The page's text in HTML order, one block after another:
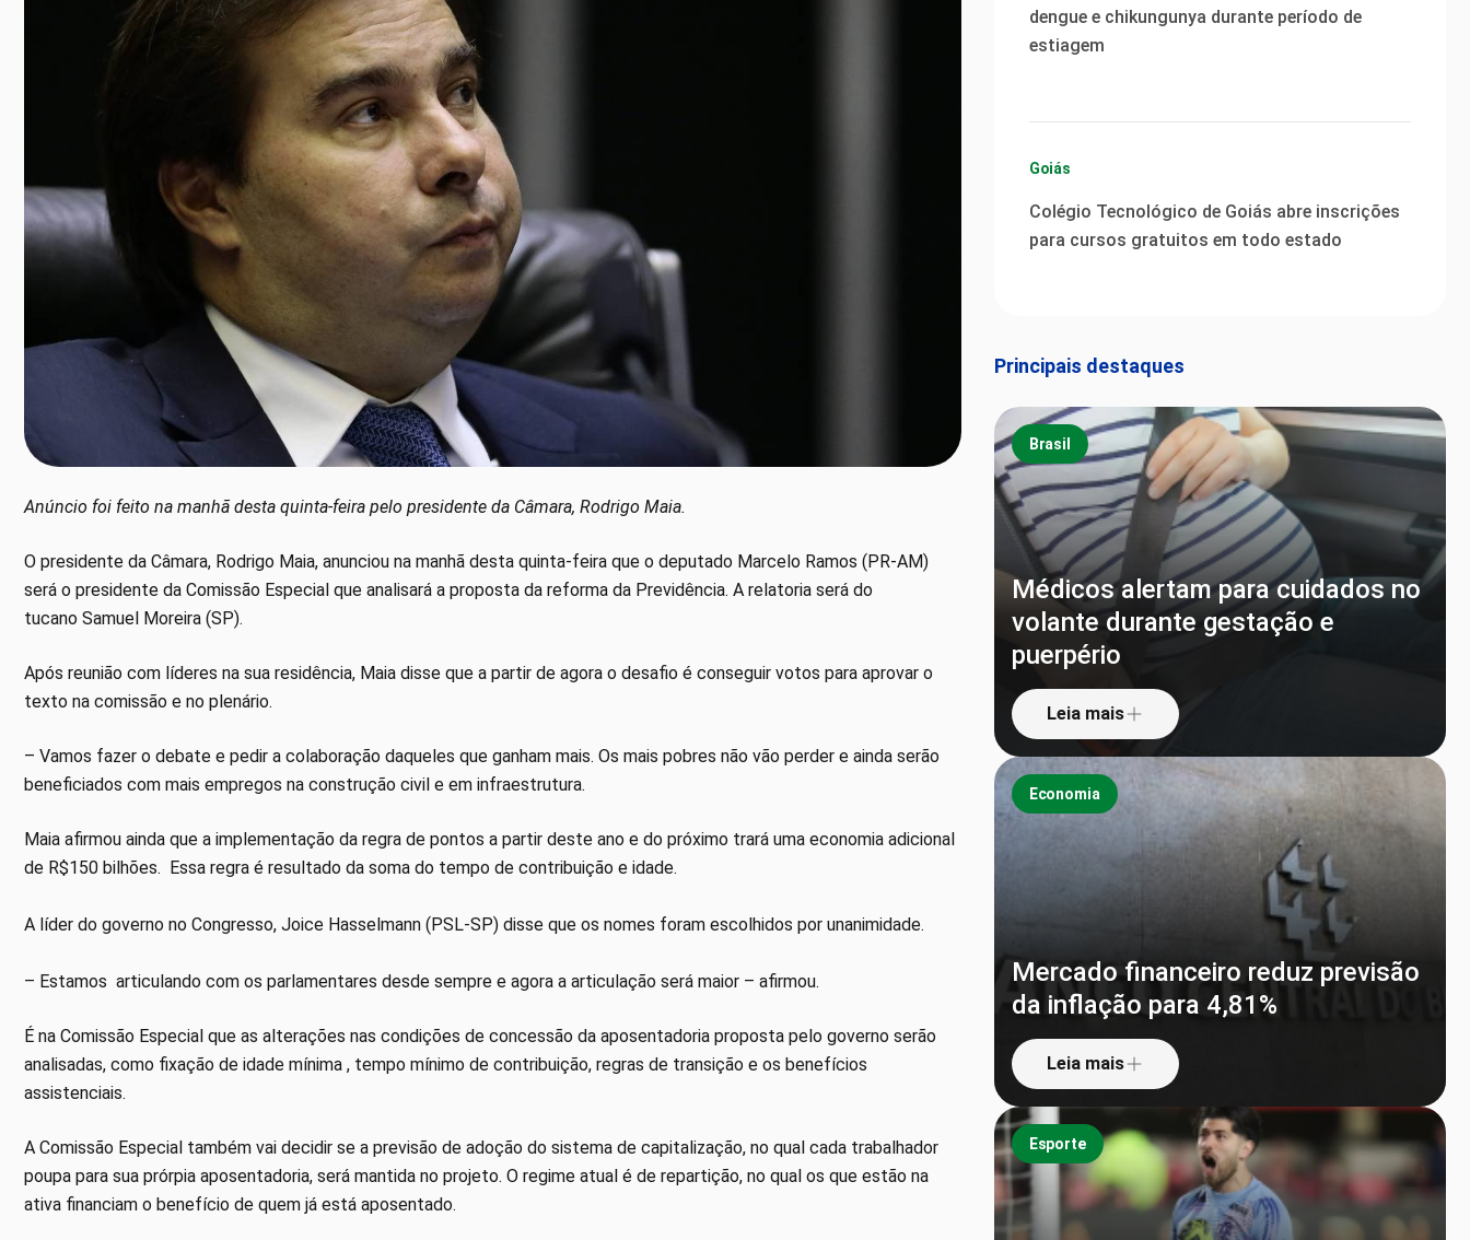
Anúncio foi feito na manhã desta quinta-feira pelo presidente da Câmara, Rodrigo Maia.
O presidente da Câmara, Rodrigo Maia, anunciou na manhã desta quinta-feira que o deputado Marcelo Ramos (PR-AM)
será o presidente da Comissão Especial que analisará a proposta da reforma da Previdência. A relatoria será do
tucano Samuel Moreira (SP).
Após reunião com líderes na sua residência, Maia disse que a partir de agora o desafio é conseguir votos para aprovar o
texto na comissão e no plenário.
– Vamos fazer o debate e pedir a colaboração daqueles que ganham mais. Os mais pobres não vão perder e ainda serão
beneficiados com mais empregos na construção civil e em infraestrutura.
Maia afirmou ainda que a implementação da regra de pontos a partir deste ano e do próximo trará uma economia adicional
de R$150 bilhões. Essa regra é resultado da soma do tempo de contribuição e idade.
A líder do governo no Congresso, Joice Hasselmann (PSL-SP) disse que os nomes foram escolhidos por unanimidade.
– Estamos articulando com os parlamentares desde sempre e agora a articulação será maior – afirmou.
É na Comissão Especial que as alterações nas condições de concessão da aposentadoria proposta pelo governo serão
analisadas, como fixação de idade mínima , tempo mínimo de contribuição, regras de transição e os benefícios
assistenciais.
A Comissão Especial também vai decidir se a previsão de adoção do sistema de capitalização, no qual cada trabalhador
poupa para sua prórpia aposentadoria, será mantida no projeto. O regime atual é de repartição, no qual os que estão na
ativa financiam o benefício de quem já está aposentado.
dengue e chikungunya durante período de
estiagem
Goiás
Colégio Tecnológico de Goiás abre inscrições
para cursos gratuitos em todo estado
Principais destaques
Brasil
Médicos alertam para cuidados no
volante durante gestação e
puerpério
Leia mais
Economia
Mercado financeiro reduz previsão
da inflação para 4,81%
Leia mais
Esporte